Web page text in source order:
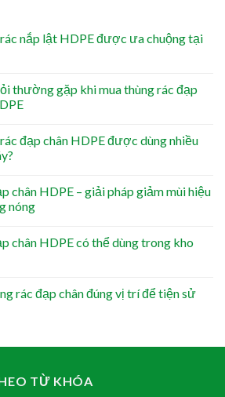
nắp lật HDPE được ưa chuộng tại
thường gặp khi mua thùng rác đạp
đạp chân HDPE được dùng nhiều
chân HDPE – giải pháp giảm mùi hiệu
nóng
chân HDPE có thể dùng trong kho
rác đạp chân đúng vị trí để tiện sử
TỪ KHÓA